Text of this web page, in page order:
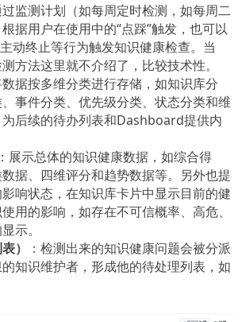
监测计划（如每周定时检测，如每周二
据用户在使用中的“点踩”触发，也可以
动终止等行为触发知识健康检查。当
方法这里就不介绍了，比较技术性。
据按多维分类进行存储，如知识库分
事件分类、优先级分类、状态分类和维
后续的待办列表和Dashboard提供内
：展示总体的知识健康数据，如综合得
据、四维评分和趋势数据等。另外也提
响状态，在知识库卡片中显示目前的健
用的影响，如存在不可信概率、高危、
示。
）
：检测出来的知识健康问题会被分派
知识维护者，形成他的待处理列表，如